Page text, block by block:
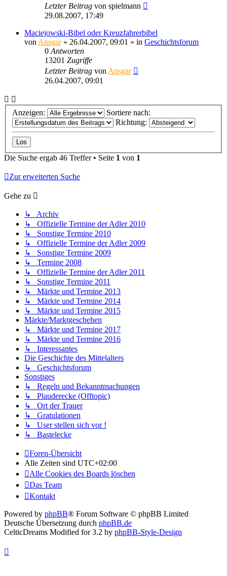
Letzter Beitrag von spielmann
29.08.2007, 17:49
Maciejowski-Bibel oder Kreuzfahrerbibel
von Ansgar» 26.04.2007, 09:01 » in Geschichtsforum
0 Antworten
13201 Zugriffe
Letzter Beitrag von Ansgar
26.04.2007, 09:01
Anzeigen:
Sortiere nach:
Richtung:
Die Suche ergab 46 Treffer • Seite 1 von 1
Zur erweiterten Suche
Gehe zu
↳ Archiv
↳ Offizielle Termine der Adler 2010
↳ Sonstige Termine 2010
↳ Offizielle Termine der Adler 2009
↳ Sonstige Termine 2009
↳ Termine 2008
↳ Offizielle Termine der Adler 2011
↳ Sonstige Termine 2011
↳ Märkte und Termine 2013
↳ Märkte und Termine 2014
↳ Märkte und Termine 2015
Märkte/Marktgeschehen
↳ Märkte und Termine 2017
↳ Märkte und Termine 2016
↳ Interessantes
Die Geschichte des Mittelalters
↳ Geschichtsforum
Sonstiges
↳ Regeln und Bekanntmachungen
↳ Plauderecke (Offtopic)
↳ Ort der Trauer
↳ Gratulationen
↳ User stellen sich vor !
↳ Bastelecke
Foren-Übersicht
Alle Zeiten sind UTC+02:00
Alle Cookies des Boards löschen
Das Team
Kontakt
Powered by phpBB® Forum Software © phpBB Limited
Deutsche Übersetzung durch phpBB.de
CelticDreams Modified for 3.2 by phpBB-Style-Design